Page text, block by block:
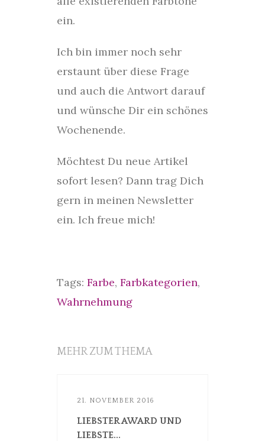
ein.
Ich bin immer noch sehr
erstaunt über diese Frage
und auch die Antwort darauf
und wünsche Dir ein schönes
Wochenende.
Möchtest Du neue Artikel
sofort lesen? Dann trag Dich
gern in meinen Newsletter
ein. Ich freue mich!
Tags: Farbe, Farbkategorien,
Wahrnehmung
MEHR ZUM THEMA
21. NOVEMBER 2016
LIEBSTER AWARD UND
LIEBSTE...